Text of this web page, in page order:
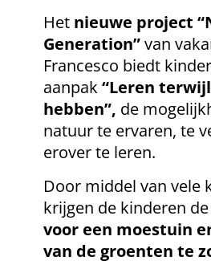
Het nieuwe project
Generation”van
Francesco biedt
aanpak “Leren
hebben”, de
natuur te ervaren, te
erover te leren.
Door middel van vele
krijgen de kinderen
voor een moestuin
van de groenten te